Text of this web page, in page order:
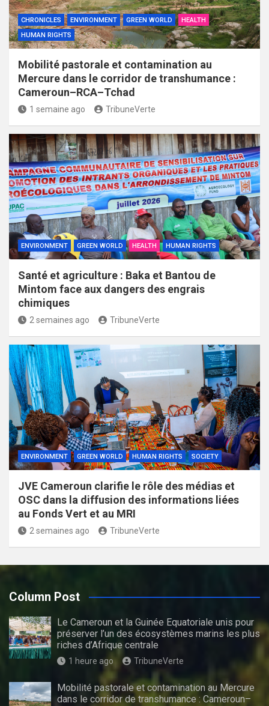
CHRONICLES ENVIRONMENT GREEN WORLD
HEALTH
HUMAN RIGHTS
Mobilité pastorale et contamination au
Mercure dans le corridor de transhumance :
Cameroun–RCA–Tchad
1 semaine ago TribuneVerte
ENVIRONMENT GREEN WORLD HEALTH HUMAN RIGHTS
Santé et agriculture : Baka et Bantou de
Mintom face aux dangers des engrais
chimiques
2 semaines ago TribuneVerte
ENVIRONMENT GREEN WORLD HUMAN RIGHTS SOCIETY
JVE Cameroun clarifie le rôle des médias et
OSC dans la diffusion des informations liées
au Fonds Vert et au MRI
2 semaines ago TribuneVerte
Column Post
Le Cameroun et la Guinée Equatoriale unis pour
préserver l’un des écosystèmes marins les plus
riches d’Afrique centrale
1 heure ago TribuneVerte
Mobilité pastorale et contamination au Mercure
dans le corridor de transhumance : Cameroun–